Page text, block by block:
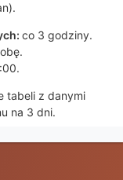
co 3 godziny.
tabeli z danymi
na 3 dni.